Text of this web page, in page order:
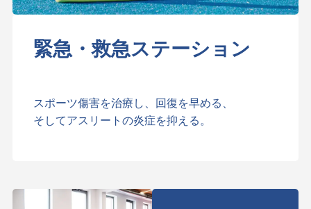
緊急・救急ステーション
スポーツ傷害を治療し、回復を早める、
そしてアスリートの炎症を抑える。